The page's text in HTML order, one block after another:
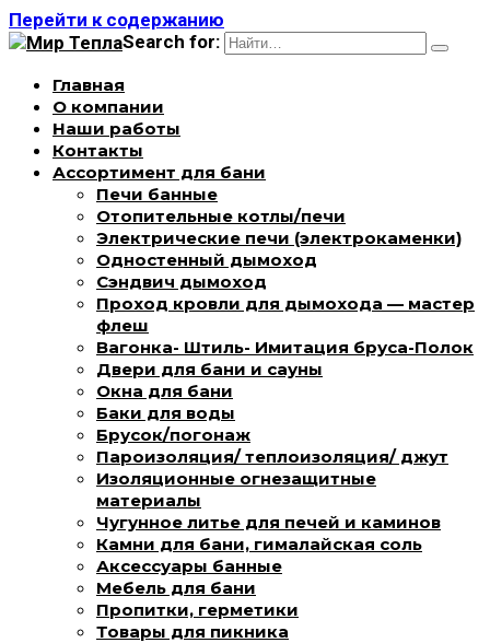
Перейти к содержанию
Search for:
Главная
О компании
Наши работы
Контакты
Ассортимент для бани
Печи банные
Отопительные котлы/печи
Электрические печи (электрокаменки)
Одностенный дымоход
Сэндвич дымоход
Проход кровли для дымохода — мастер
флеш
Вагонка- Штиль- Имитация бруса-Полок
Двери для бани и сауны
Окна для бани
Баки для воды
Брусок/погонаж
Пароизоляция/ теплоизоляция/ джут
Изоляционные огнезащитные
материалы
Чугунное литье для печей и каминов
Камни для бани, гималайская соль
Аксессуары банные
Мебель для бани
Пропитки, герметики
Товары для пикника